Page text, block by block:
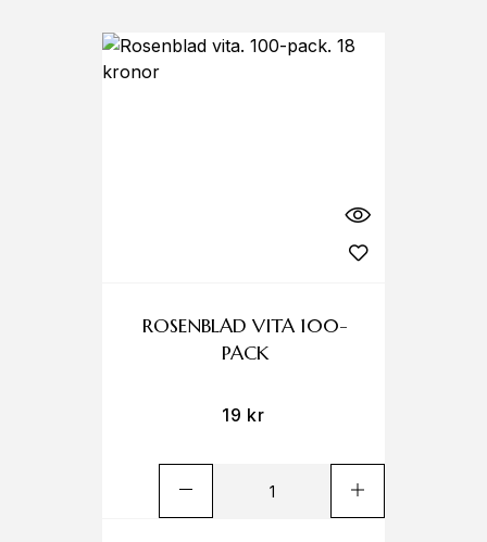
ROSENBLAD VITA 100-
PACK
19 kr